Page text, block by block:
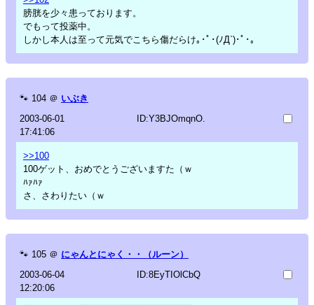
膀胱を少々患っております。
でもって投薬中。
しかし本人は至って元気でこちら傷だらけ｡･ﾟ･(ﾉД`)･ﾟ･｡
🐾 104 ＠ いぶき
2003-06-01
17:41:06
ID:Y3BJOmqnO.
>>100
100ゲット、おめでとうございますた（ｗ
ﾊｧﾊｧ
さ、さわりたい（ｗ
🐾 105 ＠ にゃんとにゃく・・（ルーン）
2003-06-04
12:20:06
ID:8EyTIOlCbQ